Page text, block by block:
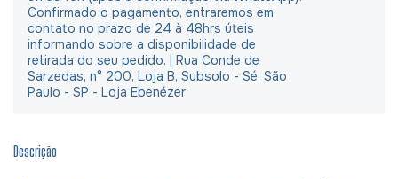
Confirmado o pagamento, entraremos em
contato no prazo de 24 à 48hrs úteis
informando sobre a disponibilidade de
retirada do seu pedido. | Rua Conde de
Sarzedas, n° 200, Loja B, Subsolo - Sé, São
Paulo - SP - Loja Ebenézer
Descrição